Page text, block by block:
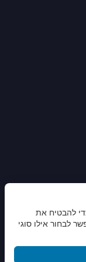
להבטיח את
לבחור אילו סוגי